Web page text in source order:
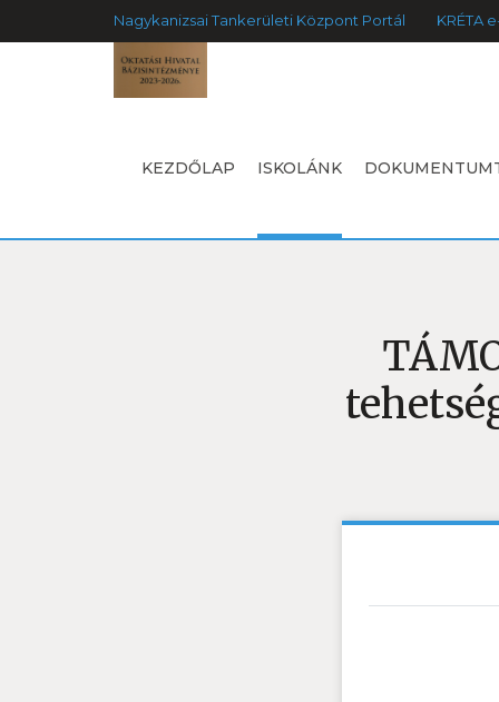
Nagykanizsai Tankerületi Központ Portál KRÉTA
KEZDŐLAP ISKOLÁNK